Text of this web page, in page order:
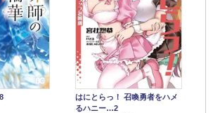
はにとらっ！ 召喚勇者をハメ
るハニー…2